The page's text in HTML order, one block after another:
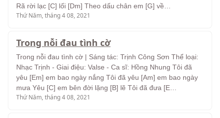
Rã rời lạc [C] lối [Dm] Theo dấu chân em [G] về…
Thứ Năm, tháng 4 08, 2021
Trong nỗi đau tình cờ
Trong nỗi đau tình cờ | Sáng tác: Trịnh Công Sơn Thể loại:
Nhạc Trịnh - Giai điệu: Valse - Ca sĩ: Hồng Nhung Tôi đã
yêu [Em] em bao ngày nắng Tôi đã yêu [Am] em bao ngày
mưa Yêu [C] em bên đời lặng [B] lẽ Tôi đã đưa [E…
Thứ Năm, tháng 4 08, 2021